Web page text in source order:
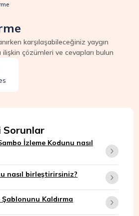
karşılaşabileceğiniz yaygın
çözümleri ve cevapları bulun
Sorunlar
İzleme Kodunu nasıl
nasıl birleştirirsiniz?
Kaldırma